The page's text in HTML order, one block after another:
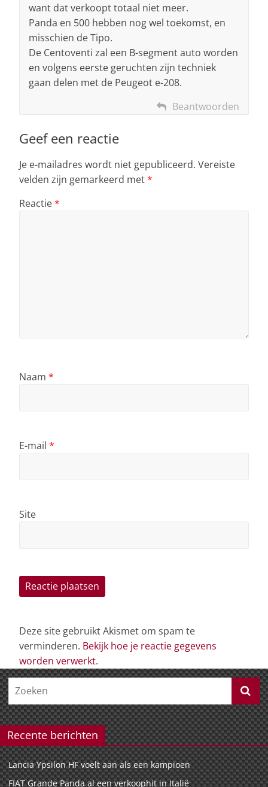
want dat verkoopt totaal niet meer.
Panda en 500 hebben nog wel toekomst, en
misschien de Tipo.
De Centoventi zal een B-segment auto worden
en volgens eerste geruchten zijn techniek
gaan delen met de Peugeot e-208.
Beantwoorden
Geef een reactie
Je e-mailadres wordt niet gepubliceerd. Vereiste
velden zijn gemarkeerd met*
Reactie*
Naam *
E-mail *
Site
Deze site gebruikt Akismet om spam te
verminderen. Bekijk hoe je reactie gegevens
worden verwerkt.
Recente berichten
Lancia Ypsilon HF voelt aan als een kampioen
FIAT Grande Panda al een verkoophit in Italië